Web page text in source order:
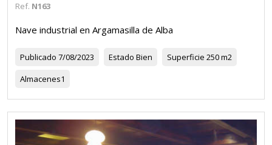
Ref. N163
Nave industrial en Argamasilla de Alba
Publicado 7/08/2023 Estado Bien Superficie 250 m2
Almacenes1